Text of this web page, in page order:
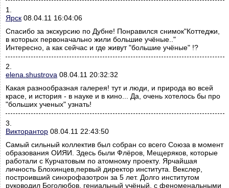
1.
Ярск 08.04.11 16:04:06
Спасибо за экскурсию по Дубне! Понравился снимок"Коттеджи,
в которых первоначально жили большие учёные.."
Интересно, а как сейчас и где живут "большие учёные" !?
2.
elena.shustrova 08.04.11 20:32:32
Какая разнообразная галерея! тут и люди, и природа во всей
красе, и история - в науке и в кино... Да, очень хотелось бы про
"больших ученых" узнать!
3.
Викторантор 08.04.11 22:43:50
Самый сильный коллектив был собран со всего Союза в момент
образования ОИЯИ. Здесь были Флёров, Мещеряков, которые
работали с Курчатовым по атомному проекту. Ярчайшая
личность Блохинцев,первый директор института. Векслер,
построивший синхрофазотрон за 5 лет. Долго институтом
руководил Боголюбов, гениальный учёный, с феноменальными